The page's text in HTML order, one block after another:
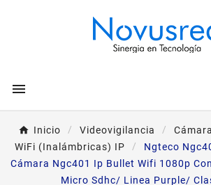

Inicio Videovigilancia
WiFi (Inalámbricas) IP
Ngteco
Cámara Ngc401 Ip Bullet Wifi 1080p
Micro Sdhc/ Linea Purple/